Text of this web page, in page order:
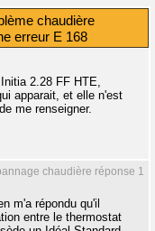
chaudière
erreur E 168
2.28 FF HTE,
apparait, et elle n'est
me renseigner.
chaudière réponse 1
m'a répondu qu'il
entre le thermostat